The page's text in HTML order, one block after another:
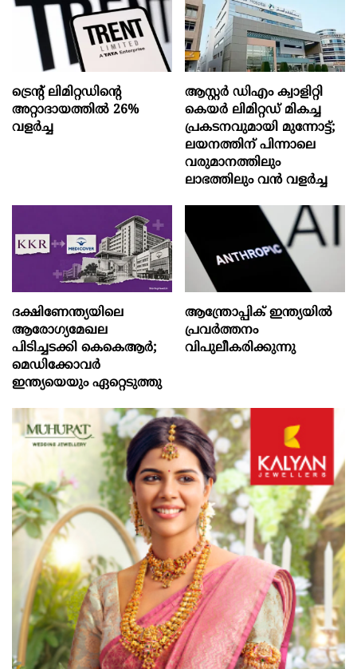
ട്രെന്റ് ലിമിറ്റഡിന്റെ
അറ്റാദായത്തിൽ 26%
വളര്‍ച്ച
ആസ്റ്റർ ഡിഎം ക്വാളിറ്റി
കെയർ ലിമിറ്റഡ് മികച്ച
പ്രകടനവുമായി മുന്നോട്ട്;
ലയനത്തിന് പിന്നാലെ
വരുമാനത്തിലും
ലാഭത്തിലും വൻ വളർച്ച
ദക്ഷിണേന്ത്യയിലെ
ആരോഗ്യമേഖല
പിടിച്ചടക്കി കെകെആർ;
മെഡിക്കോവർ
ഇന്ത്യയെയും ഏറ്റെടുത്തു
ആന്ത്രോപ്പിക് ഇന്ത്യയില്‍
പ്രവര്‍ത്തനം
വിപുലീകരിക്കുന്നു